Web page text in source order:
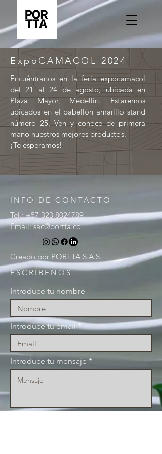
ExpoCAMACOL 2024
Encuéntranos en la feria expocamacol
del 21 al 24 de agosto, ubicada en
Plaza Mayor, Medellín. Estaremos
ubicados en el pabellón amarillo stand
número 25. Ven y conoce de primera
mano nuestros mejores productos.
¡Te esperamos!
INFO DE CONTACTO
Tel.:+57 323 8024789
Email:sac@portta.co
Creado por PORTTA S.A.S.
ESCRÍBENOS
Introduce tu nombre
Introduce tu email
Introduce tu mensaje